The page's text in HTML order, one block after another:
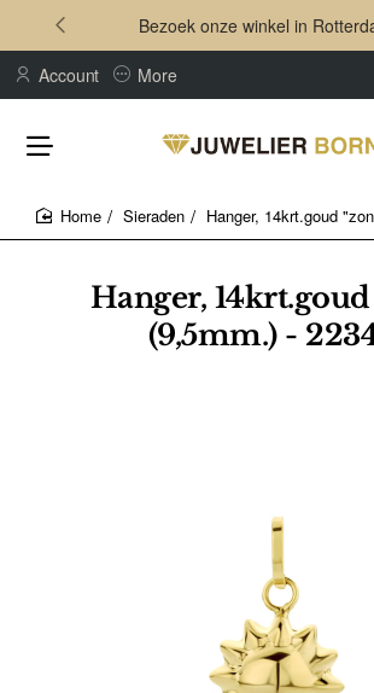
Bezoek onze winkel in
Account More
Hanger,
(9,5mm.) -
Sieraden Hanger, 14krt.goud